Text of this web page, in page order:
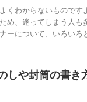
くわからないもので
め、迷ってしまう人も
ーについて、いろいろ
しや封筒の書き